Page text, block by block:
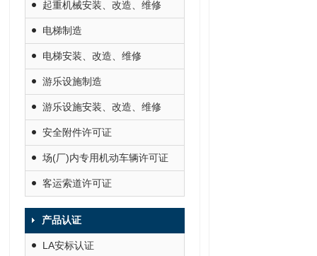
起重机械安装、改造、维修
电梯制造
电梯安装、改造、维修
游乐设施制造
游乐设施安装、改造、维修
安全附件许可证
场(厂)内专用机动车辆许可证
客运索道许可证
产品认证
LA安标认证